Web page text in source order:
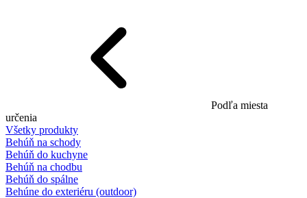
Podľa miesta
určenia
Všetky produkty
Behúň na schody
Behúň do kuchyne
Behúň na chodbu
Behúň do spálne
Behúne do exteriéru (outdoor)